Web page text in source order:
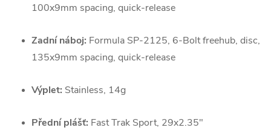
100x9mm spacing, quick-release
Zadní náboj: Formula SP-2125, 6-Bolt freehub, disc,
135x9mm spacing, quick-release
Výplet: Stainless, 14g
Přední plášť: Fast Trak Sport, 29x2.35"